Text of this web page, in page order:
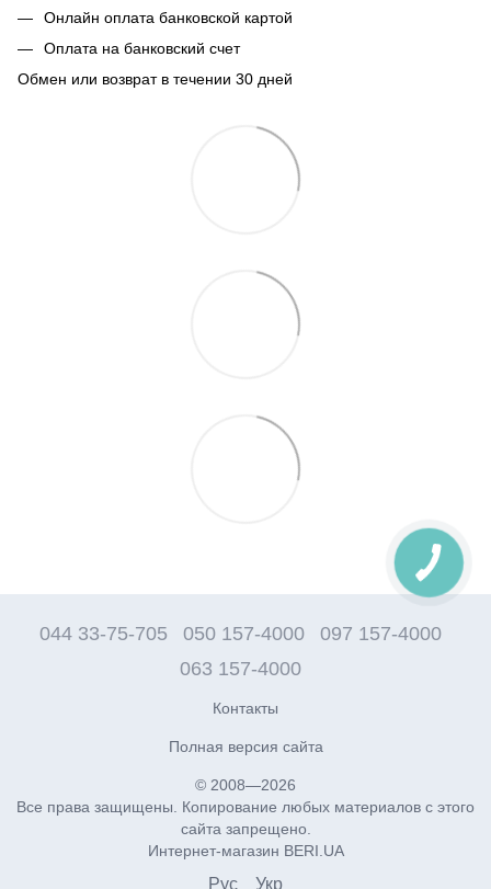
Онлайн оплата банковской картой
Оплата на банковский счет
Обмен или возврат в течении 30 дней
044 33-75-705 050 157-4000
097 157-4000
063 157-4000
Контакты
Полная версия сайта
© 2008—2026
Все права защищены. Копирование любых материалов с этого
сайта запрещено.
Интернет-магазин BERI.UA
Рус Укр